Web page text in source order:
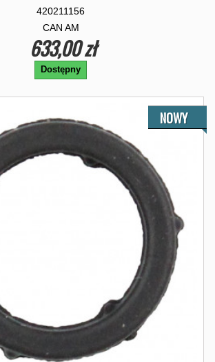
420211156
CAN AM
633,00 zł
Dostępny
NOWY